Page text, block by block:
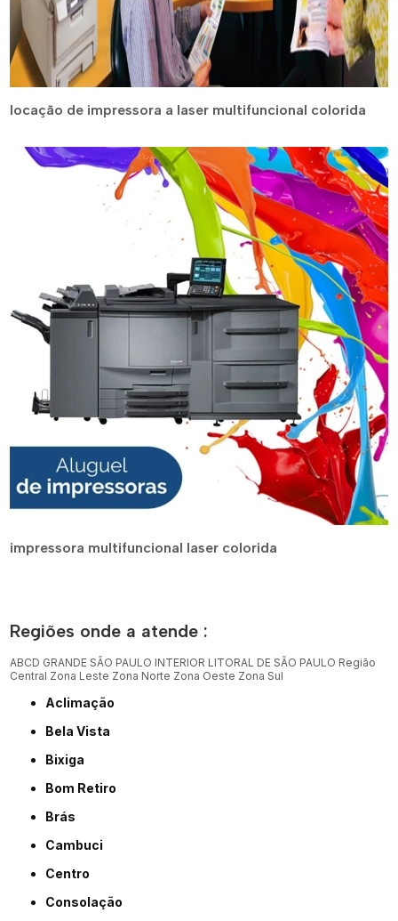
locação de impressora a laser multifuncional colorida
impressora multifuncional laser colorida
Regiões onde a atende :
ABCD GRANDE SÃO PAULO INTERIOR LITORAL DE SÃO PAULO Região
Central Zona Leste Zona Norte Zona Oeste Zona Sul
Aclimação
Bela Vista
Bixiga
Bom Retiro
Brás
Cambuci
Centro
Consolação